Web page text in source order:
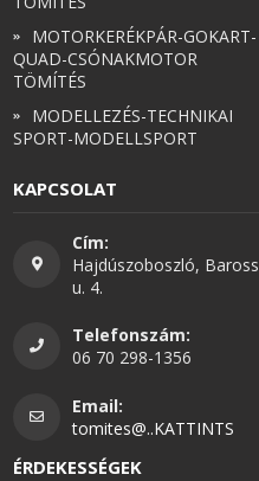
MOTORKERÉKPÁR-GOKART-
QUAD-CSÓNAKMOTOR
TÖMÍTÉS
MODELLEZÉS-TECHNIKAI
SPORT-MODELLSPORT
KAPCSOLAT
Cím:
Hajdúszoboszló, Baross
u. 4.
Telefonszám:
06 70 298-1356
Email:
tomites@..KATTINTS
ÉRDEKESSÉGEK